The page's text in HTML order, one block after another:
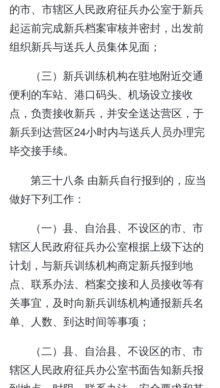
的市、市辖区人民政府征兵办公室于新兵
起运前完成新兵档案审核并密封，出发前
组织新兵与送兵人员集体见面；
（三）新兵训练机构在驻地附近交通
便利的车站、港口码头、机场设立接收
点，负责接收新兵，并安全送达营区，于
新兵到达营区24小时内与送兵人员办理完
毕交接手续。
第三十八条 由新兵自行报到的，应当
做好下列工作：
（一）县、自治县、不设区的市、市
辖区人民政府征兵办公室根据上级下达的
计划，与新兵训练机构商定新兵报到地
点、联系办法、档案交接和人员接收等有
关事宜，及时向新兵训练机构通报新兵名
单、人数、到达时间等事项；
（二）县、自治县、不设区的市、市
辖区人民政府征兵办公室书面告知新兵报